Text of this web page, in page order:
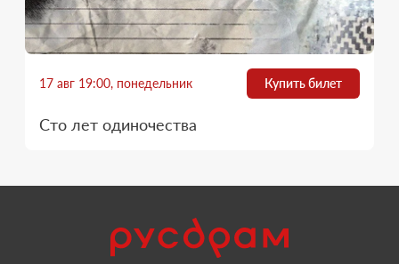
17 авг 19:00, понедельник Купить билет
Сто лет одиночества